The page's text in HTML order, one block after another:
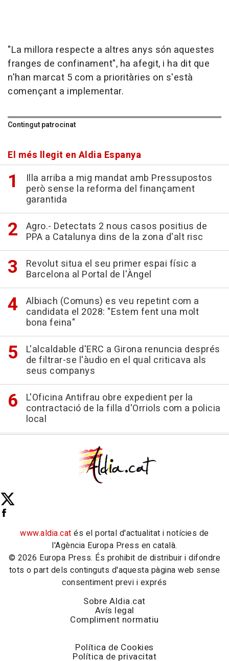
"La millora respecte a altres anys són aquestes
franges de confinament", ha afegit, i ha dit que
n'han marcat 5 com a prioritàries on s'està
començant a implementar.
Contingut patrocinat
El més llegit en Aldia Espanya
Illa arriba a mig mandat amb Pressupostos
però sense la reforma del finançament
garantida
Agro.- Detectats 2 nous casos positius de
PPA a Catalunya dins de la zona d'alt risc
Revolut situa el seu primer espai físic a
Barcelona al Portal de l'Àngel
Albiach (Comuns) es veu repetint com a
candidata el 2028: "Estem fent una molt
bona feina"
L'alcaldable d'ERC a Girona renuncia després
de filtrar-se l'àudio en el qual criticava als
seus companys
L'Oficina Antifrau obre expedient per la
contractació de la filla d'Orriols com a policia
local
www.aldia.cat és el portal d'actualitat i notícies de
l'Agència Europa Press en català.
© 2026 Europa Press. És prohibit de distribuir i difondre
tots o part dels continguts d'aquesta pàgina web sense
consentiment previ i exprés
Sobre Aldia.cat
Avís legal
Compliment normatiu
Política de Cookies
Política de privacitat